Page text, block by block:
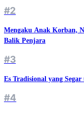
#2
Mengaku Anak Korban,
Balik Penjara
#3
Es Tradisional yang
#4